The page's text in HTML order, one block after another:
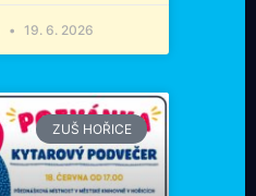
19. 6. 2026
ZUŠ HOŘICE